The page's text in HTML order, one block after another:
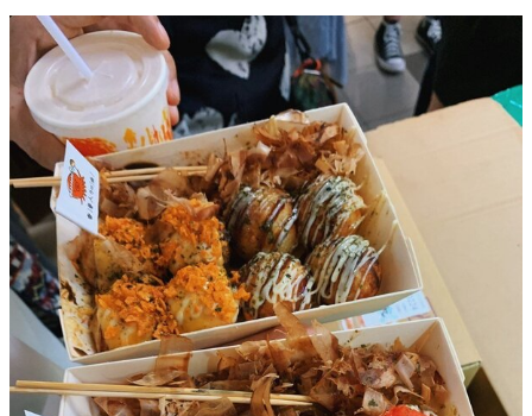
新
奇
玩
樂
體
驗
手
作
工
作
坊
戶
野
餐
#
沙
灘
露
營
#
水
上
動